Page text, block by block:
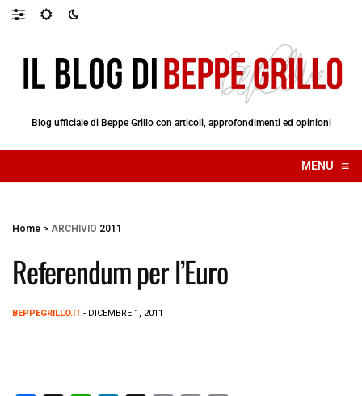
Blog ufficiale di Beppe Grillo con articoli, approfondimenti ed opinioni
MENU ≡
☰
Home > ARCHIVIO 2011
Referendum per l’Euro
BEPPEGRILLO.IT - DICEMBRE 1, 2011